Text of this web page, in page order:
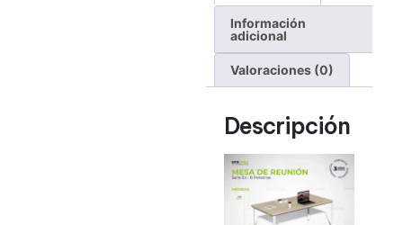
Información
adicional
Valoraciones (0)
Descripción